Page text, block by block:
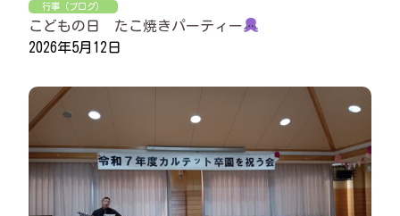
行事（ブログ）
こどもの日 たこ焼きパーティー
2026年5月12日